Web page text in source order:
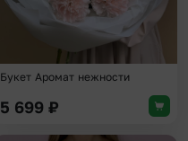
Букет Аромат нежности
5 699 ₽